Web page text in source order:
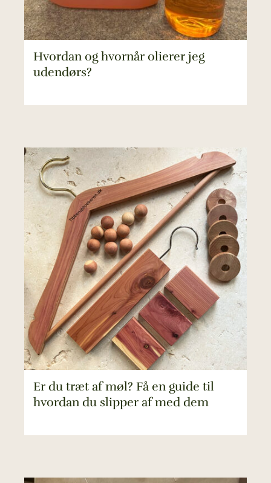
Hvordan og hvornår olierer jeg
udendørs?
Er du træt af møl? Få en guide til
hvordan du slipper af med dem